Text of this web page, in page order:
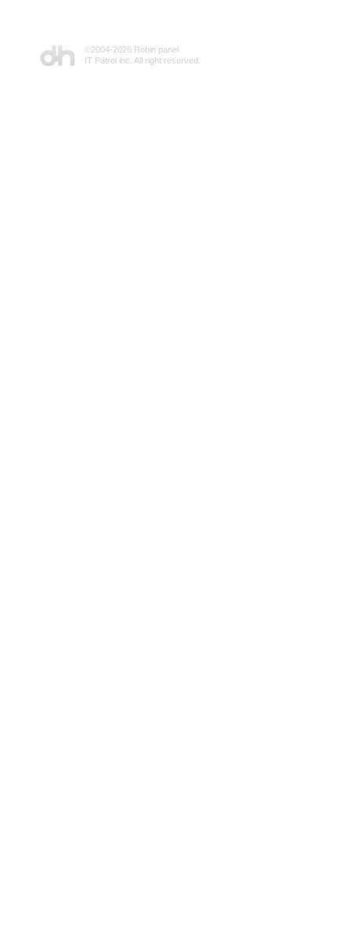
©2004-2026 Robin panel
IT Patrol inc. All right reserved.